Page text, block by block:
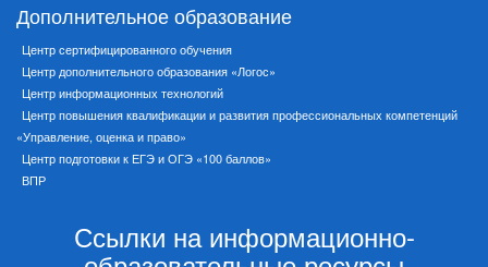
Дополнительное образование
Центр сертифицированного обучения
Центр дополнительного образования «Логос»
Центр информационных технологий
Центр повышения квалификации и развития профессиональных компетенций
«Управление, оценка и право»
Центр подготовки к ЕГЭ и ОГЭ «100 баллов»
ВПР
Ссылки на информационно-